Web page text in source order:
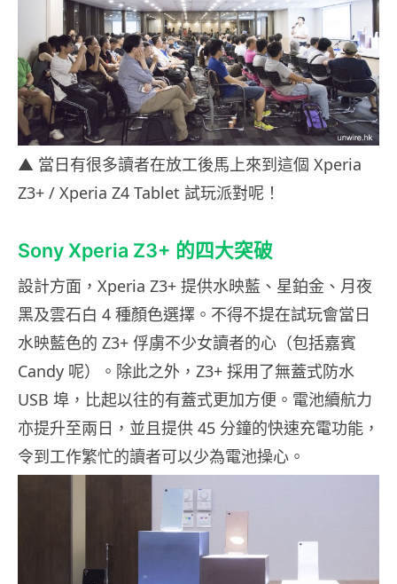
▲ 當日有很多讀者在放工後馬上來到這個 Xperia
Z3+ / Xperia Z4 Tablet 試玩派對呢！
Sony Xperia Z3+ 的四大突破
設計方面，Xperia Z3+ 提供水映藍、星鉑金、月夜
黑及雲石白 4 種顏色選擇。不得不提在試玩會當日
水映藍色的 Z3+ 俘虜不少女讀者的心（包括嘉賓
Candy 呢）。除此之外，Z3+ 採用了無蓋式防水
USB 埠，比起以往的有蓋式更加方便。電池續航力
亦提升至兩日，並且提供 45 分鐘的快速充電功能，
令到工作繁忙的讀者可以少為電池操心。